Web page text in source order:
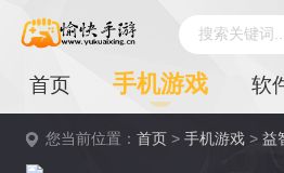
搜索关键词
首页 手机游戏 软
您当前位置：首页 >手机游戏 >益